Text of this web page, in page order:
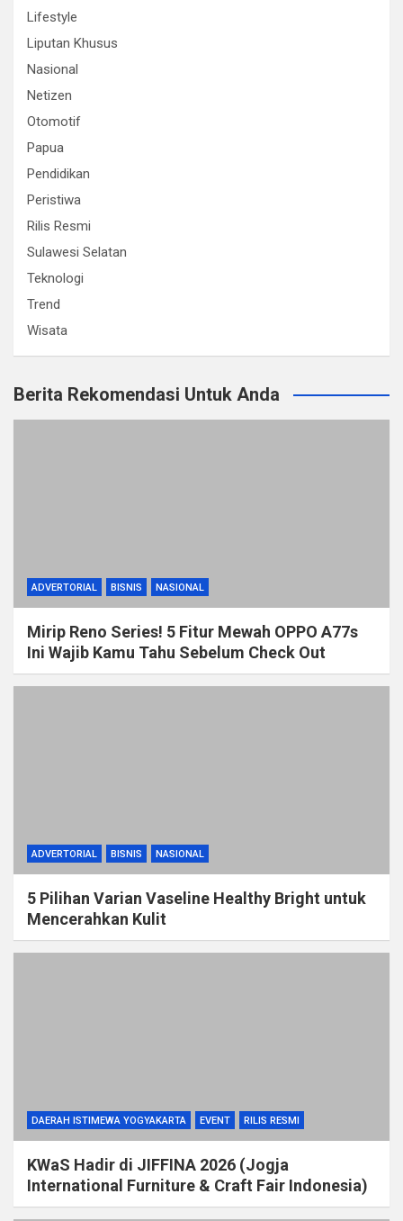
Lifestyle
Liputan Khusus
Nasional
Netizen
Otomotif
Papua
Pendidikan
Peristiwa
Rilis Resmi
Sulawesi Selatan
Teknologi
Trend
Wisata
Berita Rekomendasi Untuk Anda
ADVERTORIAL BISNIS NASIONAL
Mirip Reno Series! 5 Fitur Mewah OPPO A77s
Ini Wajib Kamu Tahu Sebelum Check Out
ADVERTORIAL BISNIS NASIONAL
5 Pilihan Varian Vaseline Healthy Bright untuk
Mencerahkan Kulit
DAERAH ISTIMEWA YOGYAKARTA EVENT RILIS RESMI
KWaS Hadir di JIFFINA 2026 (Jogja
International Furniture & Craft Fair Indonesia)